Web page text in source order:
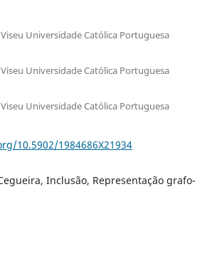
Universidade Católica Portuguesa
Universidade Católica Portuguesa
Universidade Católica Portuguesa
10.5902/1984686X21934
Inclusão, Representação grafo-